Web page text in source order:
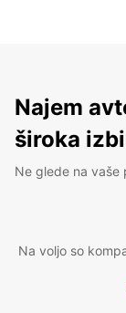
Najem
široka
Ne glede na vaše
Na voljo so